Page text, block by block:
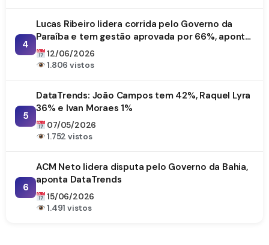
4
Lucas Ribeiro lidera corrida pelo Governo da
Paraíba e tem gestão aprovada por 66%, aponta
DataTrends
12/06/2026
1.806 vistos
5
DataTrends: João Campos tem 42%, Raquel Lyra
36% e Ivan Moraes 1%
07/05/2026
1.752 vistos
6
ACM Neto lidera disputa pelo Governo da Bahia,
aponta DataTrends
15/06/2026
1.491 vistos